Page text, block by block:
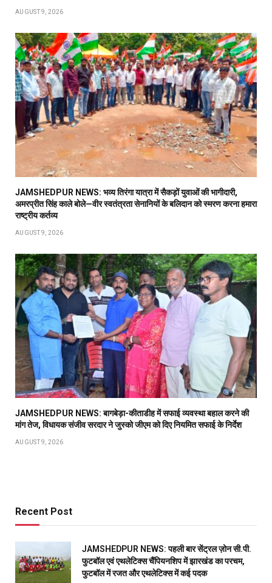
AUGUST 9, 2026
JAMSHEDPUR NEWS: भव्य तिरंगा यात्रा में सैकड़ों युवाओं की भागीदारी,
अमरप्रीत सिंह काले बोले—वीर स्वतंत्रता सेनानियों के बलिदान को स्मरण करना हमारा
राष्ट्रीय कर्तव्य
AUGUST 9, 2026
JAMSHEDPUR NEWS: बागबेड़ा-कीताडीह में सफाई व्यवस्था बहाल करने की
मांग तेज, विधायक संजीव सरदार ने जुस्को जीएम को दिए नियमित सफाई के निर्देश
AUGUST 9, 2026
Recent Post
JAMSHEDPUR NEWS: पहली बार सेंट्रल ज़ोन सी.पी.
फुटबॉल एवं एथलेटिक्स चैंपियनशिप में झारखंड का परचम,
फुटबॉल में रजत और एथलेटिक्स में कई पदक